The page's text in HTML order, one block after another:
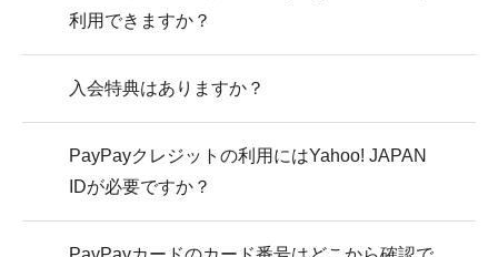
利用できますか？
入会特典はありますか？
PayPayクレジットの利用にはYahoo! JAPAN
IDが必要ですか？